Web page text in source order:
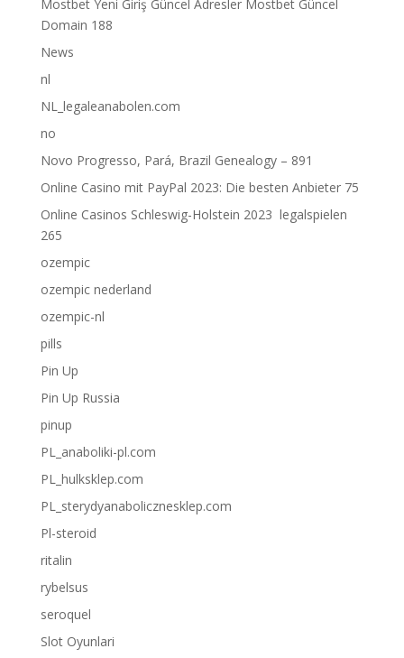
Mostbet Yeni Giriş Güncel Adresler Mostbet Güncel
Domain 188
News
nl
NL_legaleanabolen.com
no
Novo Progresso, Pará, Brazil Genealogy – 891
Online Casino mit PayPal 2023: Die besten Anbieter 75
Online Casinos Schleswig-Holstein 2023 ️ legalspielen
265
ozempic
ozempic nederland
ozempic-nl
pills
Pin Up
Pin Up Russia
pinup
PL_anaboliki-pl.com
PL_hulksklep.com
PL_sterydyanabolicznesklep.com
Pl-steroid
ritalin
rybelsus
seroquel
Slot Oyunlari